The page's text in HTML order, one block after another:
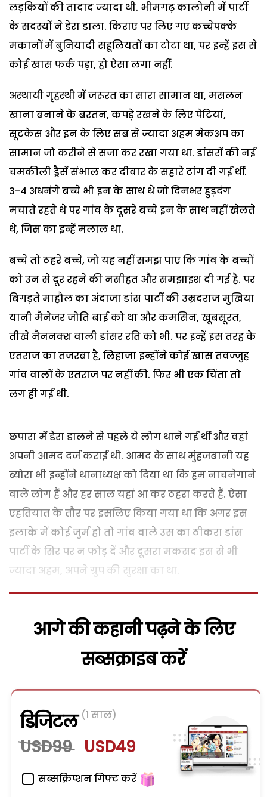
लड़कियों की तादाद ज्यादा थी. भीमगढ़ कालोनी में पार्टी
के सदस्यों ने डेरा डाला. किराए पर लिए गए कच्चेपक्के
मकानों में बुनियादी सहूलियतों का टोटा था, पर इन्हें इस से
कोई खास फर्क पड़ा, हो ऐसा लगा नहीं.
अस्थायी गृहस्थी में जरूरत का सारा सामान था, मसलन
खाना बनाने के बरतन, कपड़े रखने के लिए पेटियां,
सूटकेस और इन के लिए सब से ज्यादा अहम मेकअप का
सामान जो करीने से सजा कर रखा गया था. डांसरों की नई
चमकीली ड्रैसें संभाल कर दीवार के सहारे टांग दी गई थीं.
3-4 अधनंगे बच्चे भी इन के साथ थे जो दिनभर हुड़दंग
मचाते रहते थे पर गांव के दूसरे बच्चे इन के साथ नहीं खेलते
थे, जिस का इन्हें मलाल था.
बच्चे तो ठहरे बच्चे, जो यह नहीं समझ पाए कि गांव के बच्चों
को उन से दूर रहने की नसीहत और समझाइश दी गई है. पर
बिगड़ते माहौल का अंदाजा डांस पार्टी की उम्रदराज मुखिया
यानी मैनेजर जोति बाई को था और कमसिन, खूबसूरत,
तीखे नैननक्श वाली डांसर रति को भी. पर इन्हें इस तरह के
एतराज का तजरबा है, लिहाजा इन्होंने कोई खास तवज्जुह
गांव वालों के एतराज पर नहीं की. फिर भी एक चिंता तो
लग ही गई थी.
छपारा में डेरा डालने से पहले ये लोग थाने गई थीं और वहां
अपनी आमद दर्ज कराई थी. आमद के साथ मुंहजबानी यह
ब्योरा भी इन्होंने थानाध्यक्ष को दिया था कि हम नाचनेगाने
वाले लोग हैं और हर साल यहां आ कर ठहरा करते हैं. ऐसा
एहतियात के तौर पर इसलिए किया गया था कि अगर इस
इलाके में कोई जुर्म हो तो गांव वाले उस का ठीकरा डांस
पार्टी के सिर पर न फोड़ दें और दूसरा मकसद इस से भी
ज्यादा अहम, अपने ग्रुप की सुरक्षा का था.
आगे की कहानी पढ़ने के लिए
सब्सक्राइब करें
डिजिटल (1 साल)
USD99 USD49
सब्सक्रिप्शन गिफ्ट करें